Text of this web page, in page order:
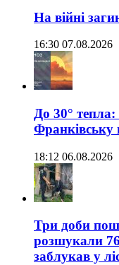
На війні
16:30 07.08.2026
До 30°
Франківську
18:12 06.08.2026
Три доби
розшукали
заблукав у